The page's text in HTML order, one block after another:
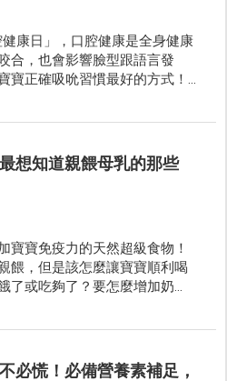
康日」，口腔健康是全身健康
合，也會影響臉型跟語言發
寶正確吸吮習慣最好的方式！
想知道親餵母乳的那些
寶寶免疫力的天然超級食物！
餵，但是該怎麼讓寶寶順利喝
了或吃夠了？要怎麼增加奶
必慌！必備營養素補足，